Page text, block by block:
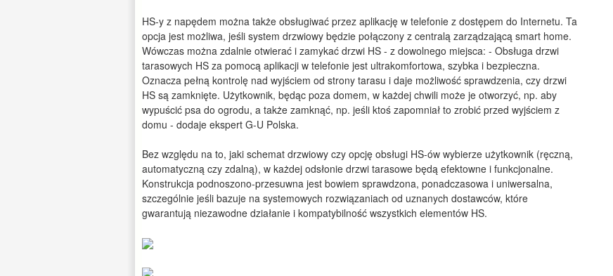
HS-y z napędem można także obsługiwać przez aplikację w telefonie z dostępem do Internetu. Ta
opcja jest możliwa, jeśli system drzwiowy będzie połączony z centralą zarządzającą smart home.
Wówczas można zdalnie otwierać i zamykać drzwi HS - z dowolnego miejsca: - Obsługa drzwi
tarasowych HS za pomocą aplikacji w telefonie jest ultrakomfortowa, szybka i bezpieczna.
Oznacza pełną kontrolę nad wyjściem od strony tarasu i daje możliwość sprawdzenia, czy drzwi
HS są zamknięte. Użytkownik, będąc poza domem, w każdej chwili może je otworzyć, np. aby
wypuścić psa do ogrodu, a także zamknąć, np. jeśli ktoś zapomniał to zrobić przed wyjściem z
domu - dodaje ekspert G-U Polska.
Bez względu na to, jaki schemat drzwiowy czy opcję obsługi HS-ów wybierze użytkownik (ręczną,
automatyczną czy zdalną), w każdej odsłonie drzwi tarasowe będą efektowne i funkcjonalne.
Konstrukcja podnoszono-przesuwna jest bowiem sprawdzona, ponadczasowa i uniwersalna,
szczególnie jeśli bazuje na systemowych rozwiązaniach od uznanych dostawców, które
gwarantują niezawodne działanie i kompatybilność wszystkich elementów HS.